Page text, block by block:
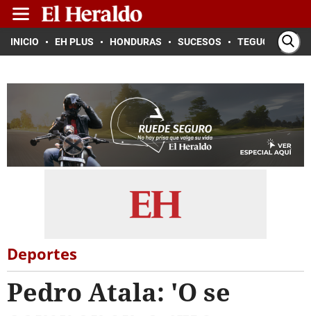
INICIO EH PLUS HONDURAS SUCESOS TEGUCIGALPA
Deportes
Pedro Atala: 'O se